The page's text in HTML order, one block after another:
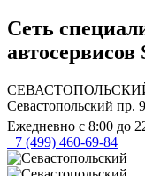
Сеть
Севастопольский пр.
Ежедневно с 8:00 до
+7 (499) 460-69-84